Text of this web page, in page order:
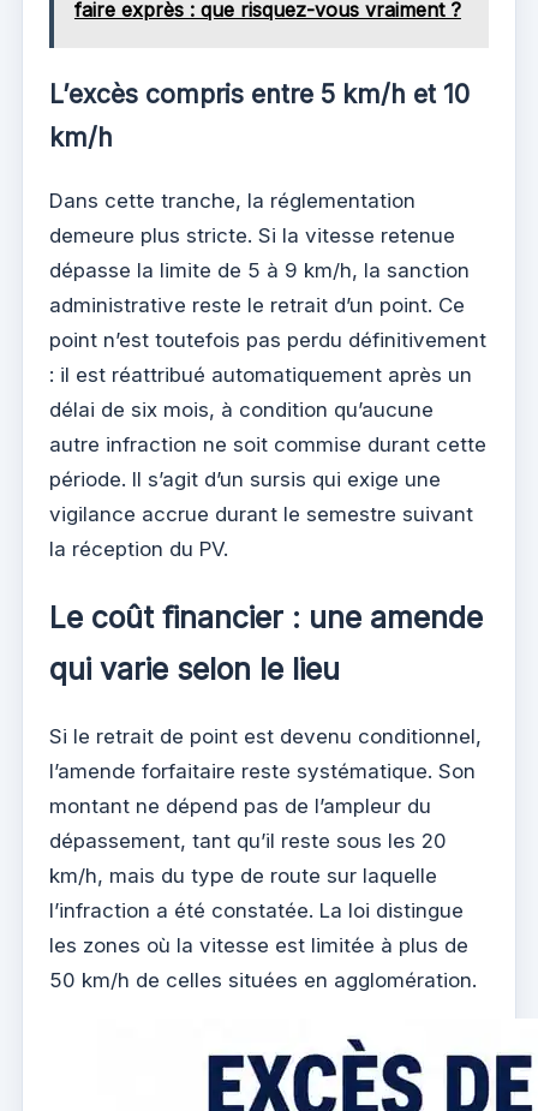
faire exprès : que risquez-vous vraiment ?
L’excès compris entre 5 km/h et 10
km/h
Dans cette tranche, la réglementation
demeure plus stricte. Si la vitesse retenue
dépasse la limite de 5 à 9 km/h, la sanction
administrative reste le retrait d’un point. Ce
point n’est toutefois pas perdu définitivement
: il est réattribué automatiquement après un
délai de six mois, à condition qu’aucune
autre infraction ne soit commise durant cette
période. Il s’agit d’un sursis qui exige une
vigilance accrue durant le semestre suivant
la réception du PV.
Le coût financier : une amende
qui varie selon le lieu
Si le retrait de point est devenu conditionnel,
l’amende forfaitaire reste systématique. Son
montant ne dépend pas de l’ampleur du
dépassement, tant qu’il reste sous les 20
km/h, mais du type de route sur laquelle
l’infraction a été constatée. La loi distingue
les zones où la vitesse est limitée à plus de
50 km/h de celles situées en agglomération.